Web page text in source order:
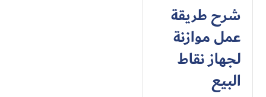
شرح طريقة
عمل موازنة
لجهاز نقاط
البيع